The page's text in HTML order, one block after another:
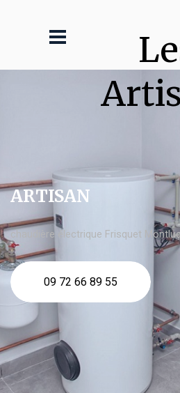
ARTISAN
chaudière électrique Frisquet
09 72 66 89 55